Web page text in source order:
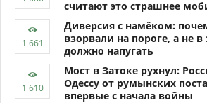
считают это страшнее
Диверсия с намёком:
взорвали на пороге, а не в
должно напугать
Мост в Затоке рухнул:
Одессу от румынских
впервые с начала войны